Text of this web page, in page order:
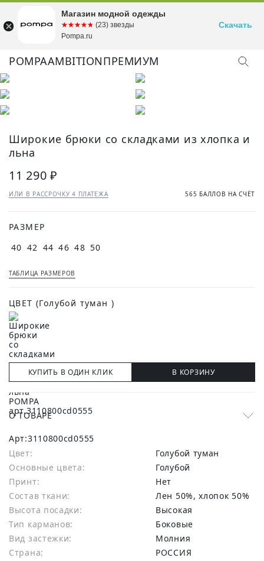
POMPAAMBITIONПРЕМИУМ
Широкие брюки со складками из хлопка и
льна
11 290 ₽
ИЛИ В РАССРОЧКУ 4 ПЛАТЕЖА 565 БАЛЛОВ НА СЧЁТ
РАЗМЕР
40 42 44 46 48 50
ТАБЛИЦА РАЗМЕРОВ
ЦВЕТ (Голубой туман )
КУПИТЬ В ОДИН КЛИК В КОРЗИНУ
О ТОВАРЕ
Арт:3110800cd0555
Цвет:
Голубой туман
Основные цвета:
голубой
Принт:
Нет
Состав ткани:
лен 50%, хлопок 50%
Высота посадки:
Высокая
Тип карманов:
Боковые
Вид застежки:
Молния
Страна:
РОССИЯ
Магазин модной одежды
☆☆☆☆☆
★★★★★ (23) звезды
Pompa.ru
Скачать